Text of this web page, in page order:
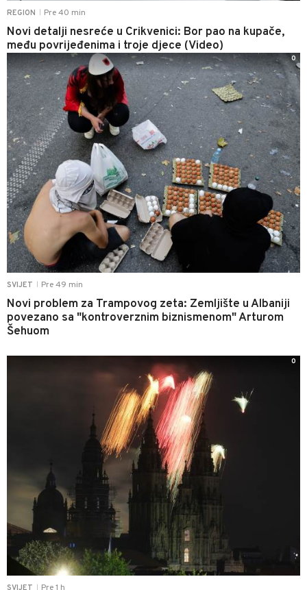
REGION Pre 40 min
Novi detalji nesreće u Crikvenici: Bor pao na kupače,
među povrijeđenima i troje djece (Video)
SVIJET Pre 49 min
Novi problem za Trampovog zeta: Zemljište u Albaniji
povezano sa "kontroverznim biznismenom" Arturom
Šehuom
0
SVIJET
0